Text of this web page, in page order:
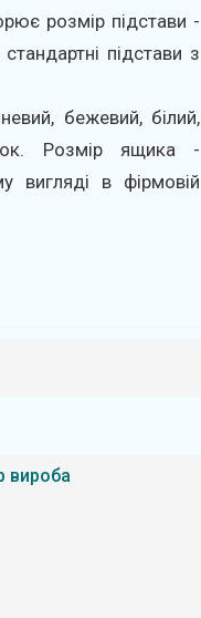
розмір підстави -
підстави з
бежевий, білий,
Розмір ящика -
вигляді в фірмовій
вироба